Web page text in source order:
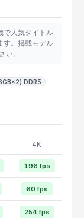
で人気タイトル
す。掲載モデル
い。
DDR5
4K
196 fps
60 fps
254 fps